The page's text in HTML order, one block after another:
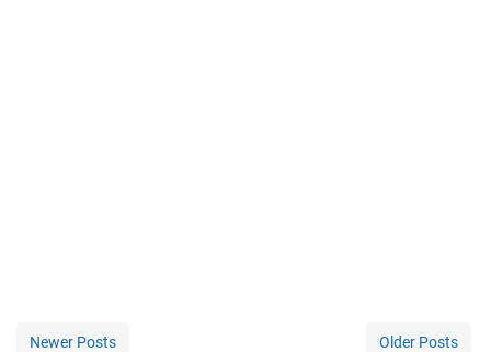
Newer Posts Older Posts